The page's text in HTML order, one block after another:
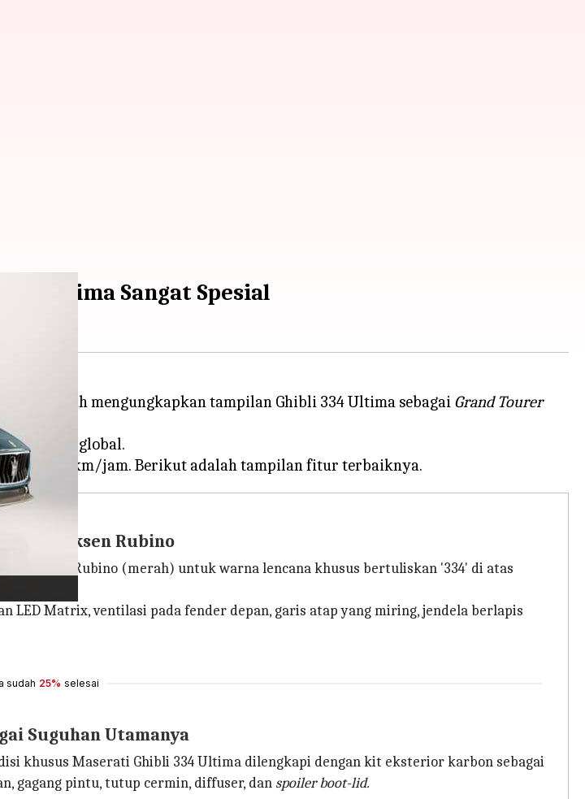
Ultima Sangat Spesial
telah mengungkapkan tampilan Ghibli 334 Ultima sebagai Grand Tourer
pasar global.
Aksen Rubino
aksen Rubino (merah) untuk warna lencana khusus bertuliskan '334' di atas
Matrix, ventilasi pada fender depan, garis atap yang miring, jendela berlapis
sudah 25% selesai
Suguhan Utamanya
khusus Maserati Ghibli 334 Ultima dilengkapi dengan kit eksterior karbon sebagai
gagang pintu, tutup cermin, diffuser, dan spoiler boot-lid.